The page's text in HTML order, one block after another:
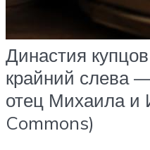
Династия
крайний слева
отец Михаила и
Commons)